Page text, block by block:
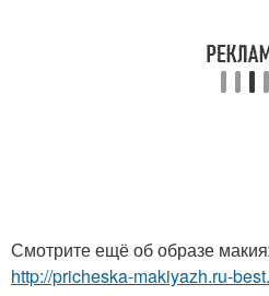
Смотрите ещё об образе
http://pricheska-makiyazh.ru-